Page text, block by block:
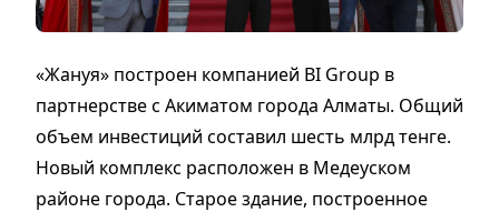
«Жануя» построен компанией BI Group в
партнерстве с Акиматом города Алматы. Общий
объем инвестиций составил шесть млрд тенге.
Новый комплекс расположен в Медеуском
районе города. Старое здание, построенное